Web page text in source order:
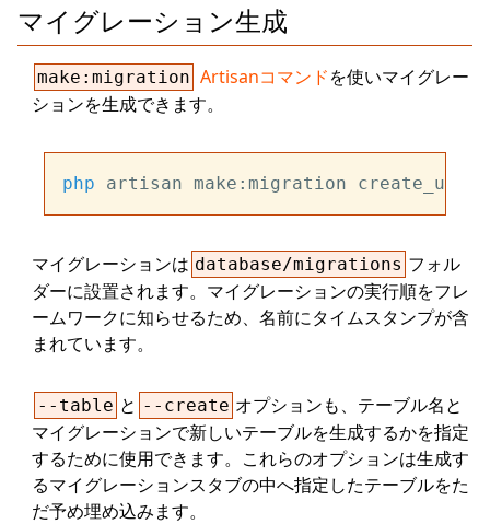
マイグレーション生成
make:migration Artisanコマンドを使いマイグレー
ションを生成できます。
php
マイグレーションは database/migrations フォル
ダーに設置されます。マイグレーションの実行順をフレ
ームワークに知らせるため、名前にタイムスタンプが含
まれています。
--table と --create オプションも、テーブル名と
マイグレーションで新しいテーブルを生成するかを指定
するために使用できます。これらのオプションは生成す
るマイグレーションスタブの中へ指定したテーブルをた
だ予め埋め込みます。